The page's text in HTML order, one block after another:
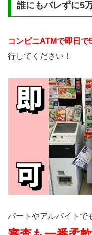
誰にもバレずに5
コンビニATMで即日で
行してください！
パートやアルバイトで